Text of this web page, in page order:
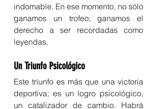
indomable. En ese momento, no sólo
ganamos un trofeo; ganamos el
derecho a ser recordadas como
leyendas.
Un Triunfo Psicológico
Este triunfo es más que una victoria
deportiva; es un logro psicológico,
un catalizador de cambio. Habrá